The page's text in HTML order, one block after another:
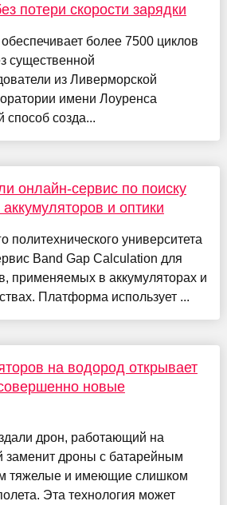
потери скорости зарядки
более 7500 циклов
существенной
из Ливерморской
имени Лоуренса
созда...
онлайн-сервис по поиску
и оптики
политехнического университета
Band Gap Calculation для
применяемых в аккумуляторах и
Платформа использует ...
на водород открывает
новые
дрон, работающий на
заменит дроны с батарейным
тяжелые и имеющие слишком
Эта технология может